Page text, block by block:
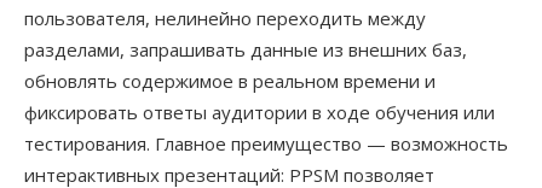
пользователя, нелинейно переходить между
разделами, запрашивать данные из внешних баз,
обновлять содержимое в реальном времени и
фиксировать ответы аудитории в ходе обучения или
тестирования. Главное преимущество — возможность
интерактивных презентаций: PPSM позволяет